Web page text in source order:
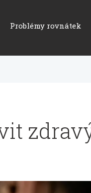
Problémy rovnátek